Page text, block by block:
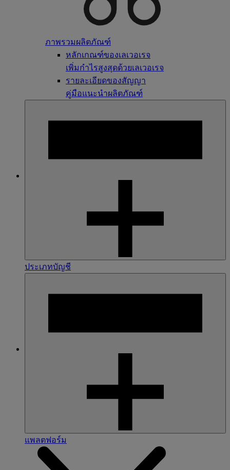
ภาพรวมผลิตภัณฑ์
หลักเกณฑ์ของเลเวอเรจ
เพิ่มกำไรสูงสุดด้วยเลเวอเรจ
รายละเอียดของสัญญา
คู่มือแนะนำผลิตภัณฑ์
ประเภทบัญชี
แพลตฟอร์ม